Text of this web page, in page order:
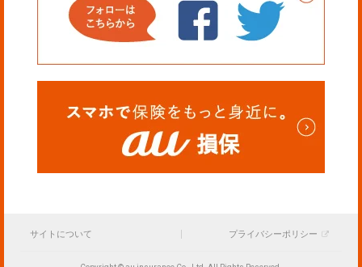
サイトについて プライバシーポリシー